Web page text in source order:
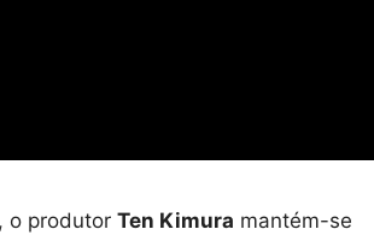
, o produtor Ten Kimura mantém-se